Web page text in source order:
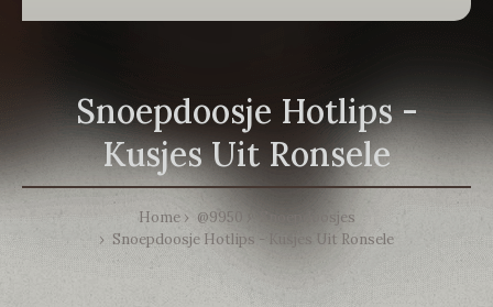
Snoepdoosje Hotlips -
Kusjes Uit Ronsele
Home @9950
Snoepdoosjes
Snoepdoosje Hotlips - Kusjes Uit Ronsele